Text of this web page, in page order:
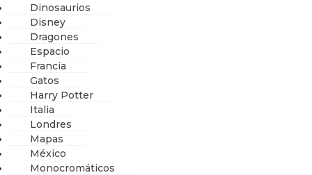
Dinosaurios
Disney
Dragones
Espacio
Francia
Gatos
Harry Potter
Italia
Londres
Mapas
México
Monocromáticos